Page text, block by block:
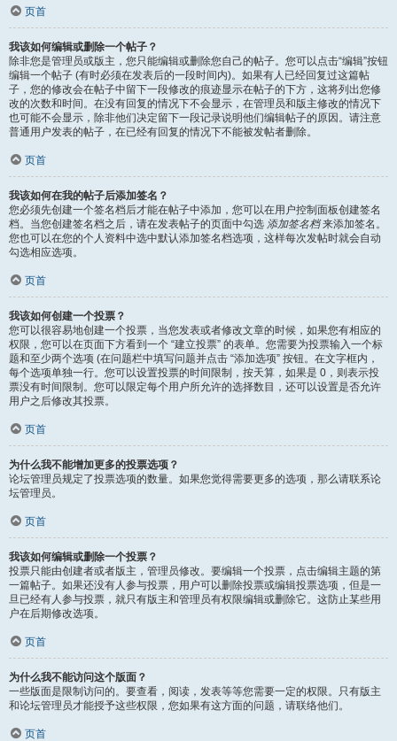
页首
我该如何编辑或删除一个帖子？
除非您是管理员或版主，您只能编辑或删除您自己的帖子。您可以点击“编辑”按钮
编辑一个帖子 (有时必须在发表后的一段时间内)。如果有人已经回复过这篇帖
子，您的修改会在帖子中留下一段修改的痕迹显示在帖子的下方，这将列出您修
改的次数和时间。在没有回复的情况下不会显示，在管理员和版主修改的情况下
也可能不会显示，除非他们决定留下一段记录说明他们编辑帖子的原因。请注意
普通用户发表的帖子，在已经有回复的情况下不能被发帖者删除。
页首
我该如何在我的帖子后添加签名？
您必须先创建一个签名档后才能在帖子中添加，您可以在用户控制面板创建签名
档。当您创建签名档之后，请在发表帖子的页面中勾选 添加签名档来添加签名。
您也可以在您的个人资料中选中默认添加签名档选项，这样每次发帖时就会自动
勾选相应选项。
页首
我该如何创建一个投票？
您可以很容易地创建一个投票，当您发表或者修改文章的时候，如果您有相应的
权限，您可以在页面下方看到一个 “建立投票” 的表单。您需要为投票输入一个标
题和至少两个选项 (在问题栏中填写问题并点击 “添加选项” 按钮。在文字框内，
每个选项单独一行。您可以设置投票的时间限制，按天算，如果是 0，则表示投
票没有时间限制。您可以限定每个用户所允许的选择数目，还可以设置是否允许
用户之后修改其投票。
页首
为什么我不能增加更多的投票选项？
论坛管理员规定了投票选项的数量。如果您觉得需要更多的选项，那么请联系论
坛管理员。
页首
我该如何编辑或删除一个投票？
投票只能由创建者或者版主，管理员修改。要编辑一个投票，点击编辑主题的第
一篇帖子。如果还没有人参与投票，用户可以删除投票或编辑投票选项，但是一
旦已经有人参与投票，就只有版主和管理员有权限编辑或删除它。这防止某些用
户在后期修改选项。
页首
为什么我不能访问这个版面？
一些版面是限制访问的。要查看，阅读，发表等等您需要一定的权限。只有版主
和论坛管理员才能授予这些权限，您如果有这方面的问题，请联络他们。
页首